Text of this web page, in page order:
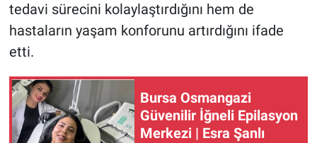
tedavi sürecini kolaylaştırdığını hem de
hastaların yaşam konforunu artırdığını ifade
etti.
Bursa Osmangazi
Güvenilir İğneli Epilasyon
Merkezi | Esra Şanlı